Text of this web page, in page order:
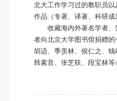
北大工作学习过的教职员
作品（专著、译著、科研成
收藏海内外著名学者
者向北京大学图书馆捐赠的
胡适、季羡林、侯仁之、钱
韩素音、张芝联、段宝林等